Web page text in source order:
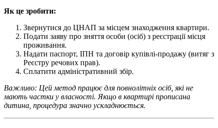
Як це зробити:
Звернутися до ЦНАП за місцем знаходження квартири.
Подати заяву про зняття особи (осіб) з реєстрації місця
проживання.
Надати паспорт, ІПН та договір купівлі-продажу (витяг з
Реєстру речових прав).
Сплатити адміністративний збір.
Важливо: Цей метод працює для повнолітніх осіб, які не
мають частки у власності. Якщо в квартирі прописана
дитина, процедура значно ускладнюється.